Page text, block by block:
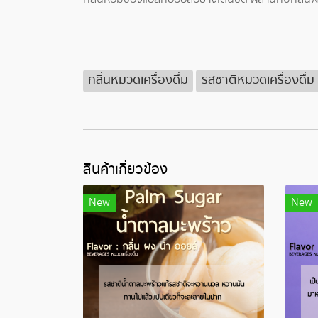
กลิ่นหมวดเครื่องดื่ม รสชาติหมวดเครื่องดื่ม
สินค้าเกี่ยวข้อง
New New